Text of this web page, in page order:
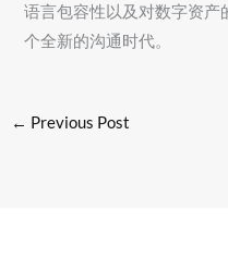
语言包容性以及对数字资
个全新的沟通时代。
← Previous Post